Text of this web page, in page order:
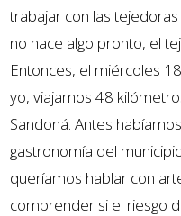
trabajar con las
no hace algo pronto, el
Entonces, el miércoles
yo, viajamos 48
Sandoná. Antes
gastronomía del
queríamos hablar con
comprender si el riesgo